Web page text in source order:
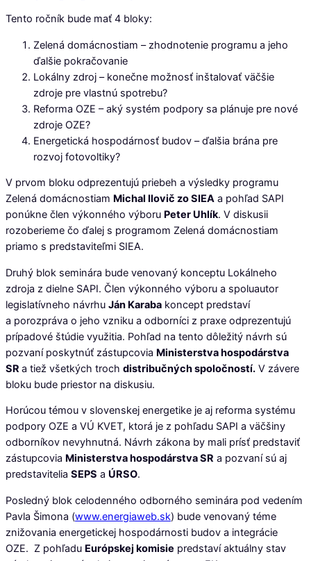
Tento ročník bude mať 4 bloky:
Zelená domácnostiam – zhodnotenie programu a jeho
ďalšie pokračovanie
Lokálny zdroj – konečne možnosť inštalovať väčšie
zdroje pre vlastnú spotrebu?
Reforma OZE – aký systém podpory sa plánuje pre nové
zdroje OZE?
Energetická hospodárnosť budov – ďalšia brána pre
rozvoj fotovoltiky?
V prvom bloku odprezentujú priebeh a výsledky programu
Zelená domácnostiam Michal Ilovič zo SIEA a pohľad SAPI
ponúkne člen výkonného výboru Peter Uhlík. V diskusii
rozoberieme čo ďalej s programom Zelená domácnostiam
priamo s predstaviteľmi SIEA.
Druhý blok seminára bude venovaný konceptu Lokálneho
zdroja z dielne SAPI. Člen výkonného výboru a spoluautor
legislatívneho návrhu Ján Karaba koncept predstaví
a porozpráva o jeho vzniku a odborníci z praxe odprezentujú
prípadové štúdie využitia. Pohľad na tento dôležitý návrh sú
pozvaní poskytnúť zástupcovia Ministerstva hospodárstva
SR a tiež všetkých troch distribučných spoločností. V závere
bloku bude priestor na diskusiu.
Horúcou témou v slovenskej energetike je aj reforma systému
podpory OZE a VÚ KVET, ktorá je z pohľadu SAPI a väčšiny
odborníkov nevyhnutná. Návrh zákona by mali prísť predstaviť
zástupcovia Ministerstva hospodárstva SR a pozvaní sú aj
predstavitelia SEPS a ÚRSO.
Posledný blok celodenného odborného seminára pod vedením
Pavla Šimona (www.energiaweb.sk) bude venovaný téme
znižovania energetickej hospodárnosti budov a integrácie
OZE. Z pohľadu Európskej komisie predstaví aktuálny stav